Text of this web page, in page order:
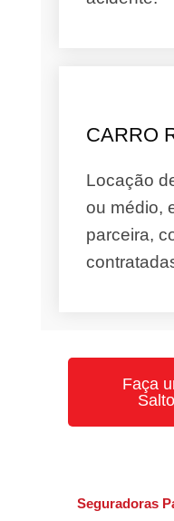
CARRO
Locação
ou médio,
parceira,
Faça
Seguradoras